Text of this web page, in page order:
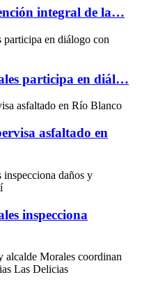
integral de la…
participa en diál…
asfaltado en
inspecciona